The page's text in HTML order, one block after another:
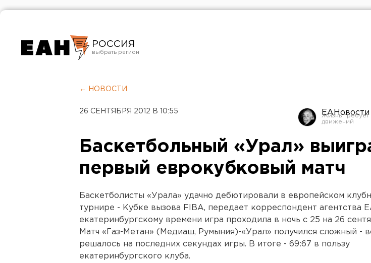
РОССИЯ
Челябинск
← НОВОСТИ
26 СЕНТЯБРЯ 2012 В 10:55 ЕАНовости
Баскетбольный «Урал»
первый еврокубковый матч
Баскетболисты «Урала» удачно дебютировали в европейском
турнире - Кубке вызова FIBA, передает корреспондент агентства
екатеринбургскому времени игра проходила в ночь с 25 на 26
Матч «Газ-Метан» (Медиаш, Румыния)-«Урал» получился сложный -
решалось на последних секундах игры. В итоге - 69:67 в пользу
екатеринбургского клуба.